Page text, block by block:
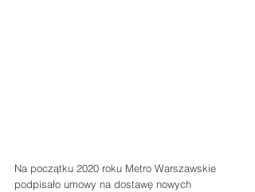
Na początku 2020 roku Metro Warszawskie
podpisało umowy na dostawę nowych